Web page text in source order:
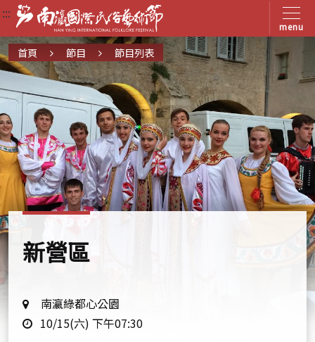
menu
:::
:::
:::
首頁 節目 節目列表
新營區
地
點
南瀛綠都心公園
時
10/15(六) 下午07:30